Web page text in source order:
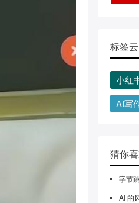
标签云
小红
AI写
猜你
字节
AI 的